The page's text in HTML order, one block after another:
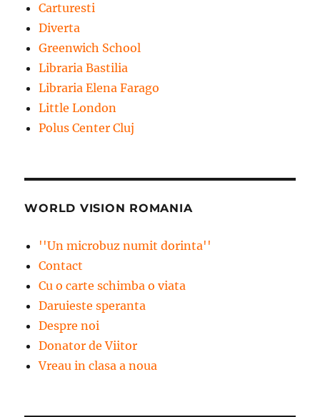
Carturesti
Diverta
Greenwich School
Libraria Bastilia
Libraria Elena Farago
Little London
Polus Center Cluj
WORLD VISION ROMANIA
''Un microbuz numit dorinta''
Contact
Cu o carte schimba o viata
Daruieste speranta
Despre noi
Donator de Viitor
Vreau in clasa a noua